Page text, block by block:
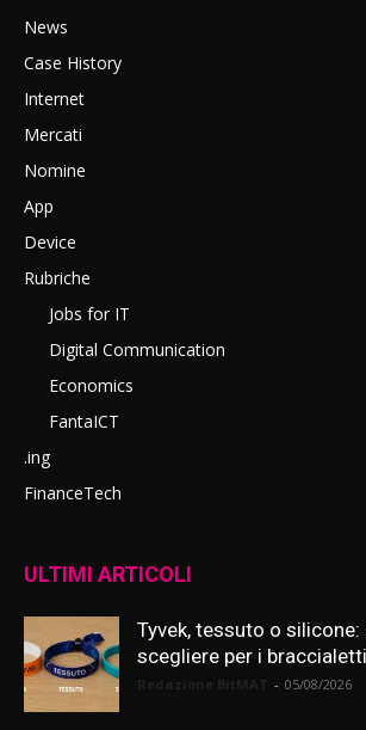
News
Case History
Internet
Mercati
Nomine
App
Device
Rubriche
Jobs for IT
Digital Communication
Economics
FantaICT
.ing
FinanceTech
ULTIMI ARTICOLI
Tyvek, tessuto o
scegliere per i
- 05/08/2026